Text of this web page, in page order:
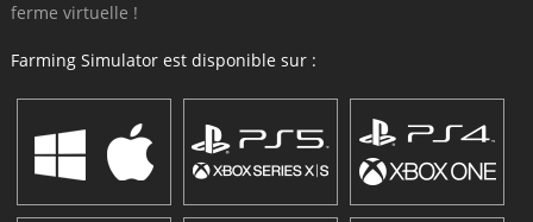
ferme virtuelle !
Farming Simulator est disponible sur :